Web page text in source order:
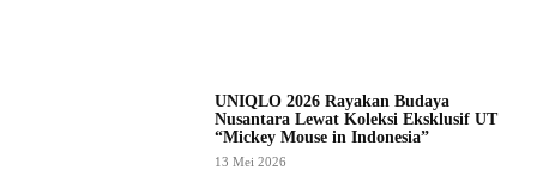
UNIQLO 2026 Rayakan Budaya
Nusantara Lewat Koleksi Eksklusif UT
“Mickey Mouse in Indonesia”
13 Mei 2026